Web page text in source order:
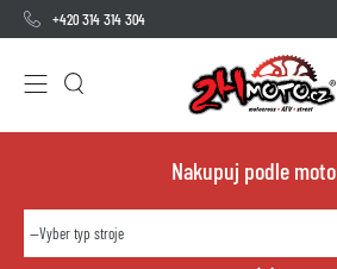
+420 314 314 304
Nakupuj podle